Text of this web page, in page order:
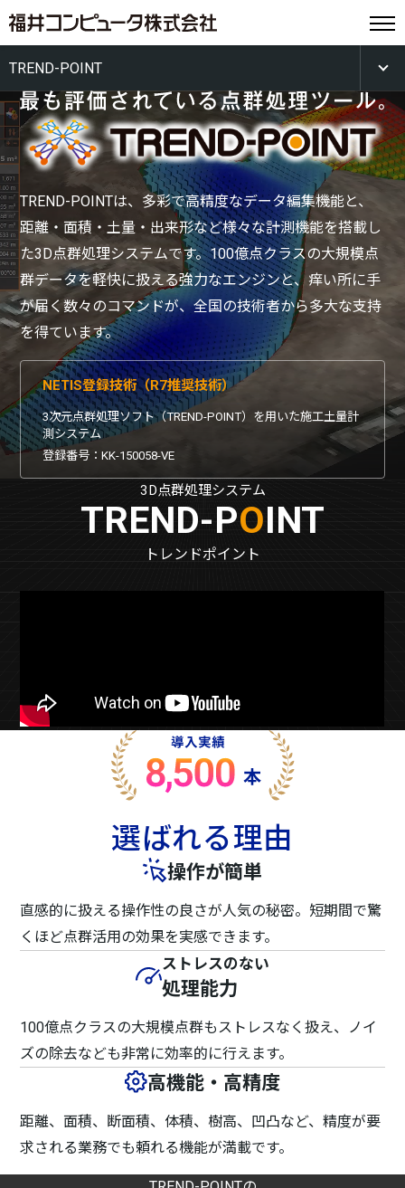
TREND-POINT
TREND-POINTは、多彩で高精度なデータ編集機能と、
距離・面積・土量・出来形など様々な計測機能を搭載し
た3D点群処理システムです。100億点クラスの大規模点
群データを軽快に扱える強力なエンジンと、痒い所に手
が届く数々のコマンドが、全国の技術者から多大な支持
を得ています。
NETIS登録技術（R7推奨技術）
3次元点群処理ソフト（TREND-POINT）を用いた施工土量計
測システム
登録番号：KK-150058-VE
3D点群処理システム
TREND-POINT
トレンドポイント
選ばれる理由
操作が簡単
直感的に扱える操作性の良さが人気の秘密。短期間で驚
くほど点群活用の効果を実感できます。
ストレスのない
処理能力
100億点クラスの大規模点群もストレスなく扱え、ノイ
ズの除去なども非常に効率的に行えます。
高機能・高精度
距離、面積、断面積、体積、樹高、凹凸など、精度が要
求される業務でも頼れる機能が満載です。